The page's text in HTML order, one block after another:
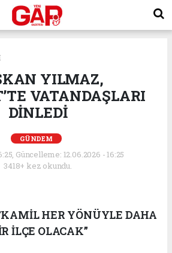
YILMAZ,
VATANDAŞLARI
DİNLEDİ
GÜNDEM
Güncelleme: 12.06.2026 - 16:25
3418+ kez okundu.
HER YÖNÜYLE DAHA
İLÇE OLACAK”